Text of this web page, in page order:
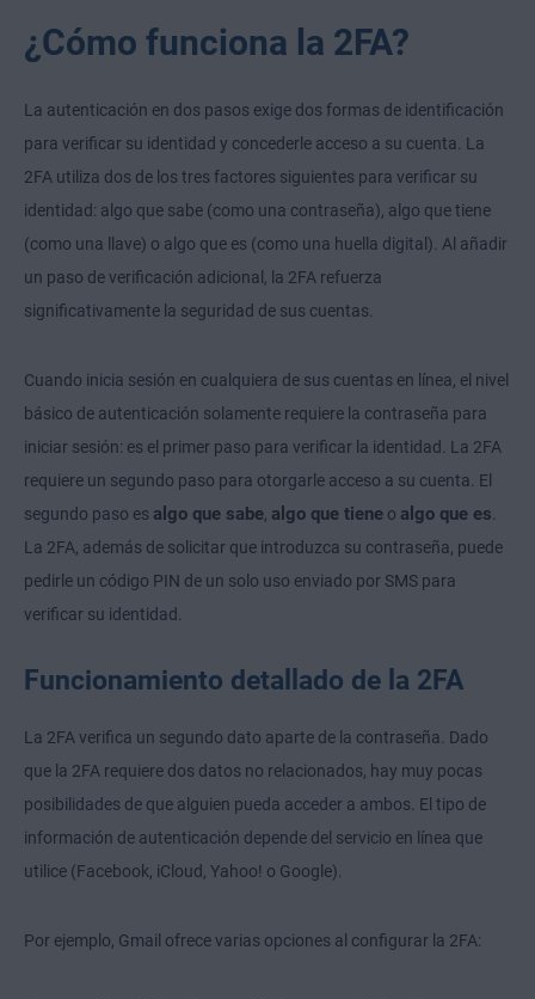
¿Cómo funciona la 2FA?
La autenticación en dos pasos exige dos formas de identificación
para verificar su identidad y concederle acceso a su cuenta. La
2FA utiliza dos de los tres factores siguientes para verificar su
identidad: algo que sabe (como una contraseña), algo que tiene
(como una llave) o algo que es (como una huella digital). Al añadir
un paso de verificación adicional, la 2FA refuerza
significativamente la seguridad de sus cuentas.
Cuando inicia sesión en cualquiera de sus cuentas en línea, el nivel
básico de autenticación solamente requiere la contraseña para
iniciar sesión: es el primer paso para verificar la identidad. La 2FA
requiere un segundo paso para otorgarle acceso a su cuenta. El
segundo paso es algo que sabe, algo que tiene o algo que es.
La 2FA, además de solicitar que introduzca su contraseña, puede
pedirle un código PIN de un solo uso enviado por SMS para
verificar su identidad.
Funcionamiento detallado de la 2FA
La 2FA verifica un segundo dato aparte de la contraseña. Dado
que la 2FA requiere dos datos no relacionados, hay muy pocas
posibilidades de que alguien pueda acceder a ambos. El tipo de
información de autenticación depende del servicio en línea que
utilice (Facebook, iCloud, Yahoo! o Google).
Por ejemplo, Gmail ofrece varias opciones al configurar la 2FA: